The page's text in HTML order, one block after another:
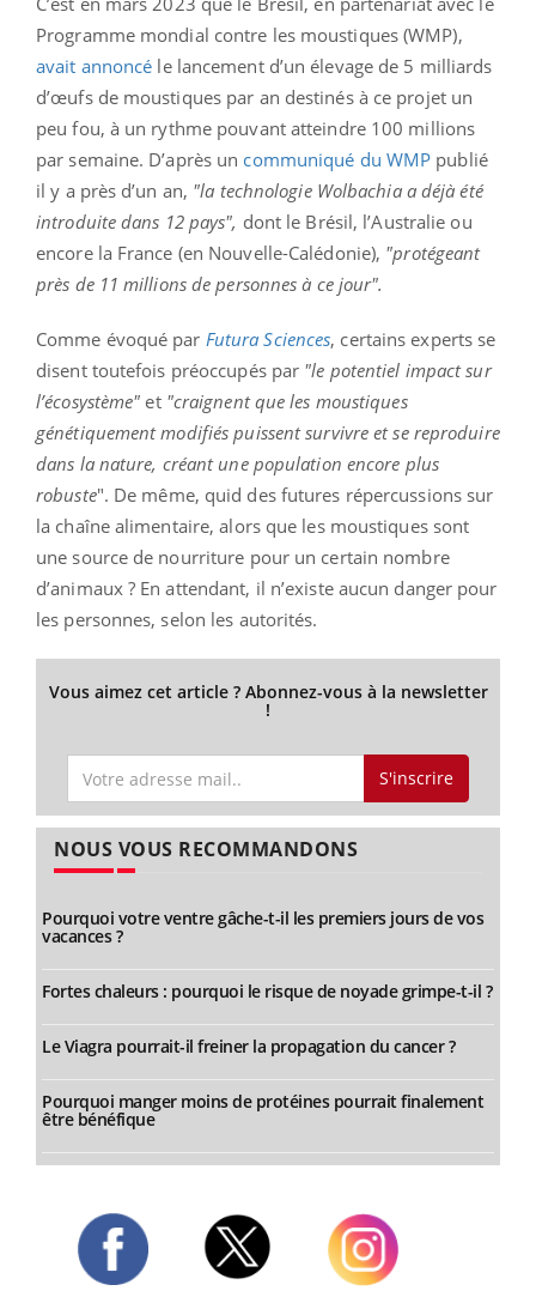
Programme mondial contre les moustiques (WMP),
avait annoncé le lancement d’un élevage de 5 milliards
d’œufs de moustiques par an destinés à ce projet un
peu fou, à un rythme pouvant atteindre 100 millions
par semaine. D’après un communiqué du WMP publié
il y a près d’un an, "la technologie Wolbachia a déjà été
introduite dans 12 pays", dont le Brésil, l’Australie ou
encore la France (en Nouvelle-Calédonie), "protégeant
près de 11 millions de personnes à ce jour".
Comme évoqué par Futura Sciences, certains experts se
disent toutefois préoccupés par "le potentiel impact sur
l’écosystème" et"craignent que les moustiques
génétiquement modifiés puissent survivre et se reproduire
dans la nature, créant une population encore plus
robuste". De même, quid des futures répercussions sur
la chaîne alimentaire, alors que les moustiques sont
une source de nourriture pour un certain nombre
d’animaux ? En attendant, il n’existe aucun danger pour
les personnes, selon les autorités.
Vous aimez cet article ? Abonnez-vous à la newsletter
!
S'inscrire
NOUS VOUS RECOMMANDONS
Pourquoi votre ventre gâche-t-il les premiers jours de vos
vacances ?
Fortes chaleurs : pourquoi le risque de noyade grimpe-t-il ?
Le Viagra pourrait-il freiner la propagation du cancer ?
Pourquoi manger moins de protéines pourrait finalement
être bénéfique